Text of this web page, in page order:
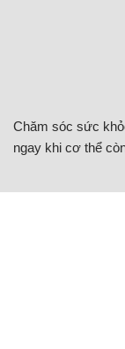
Chăm sóc sức
ngay khi cơ thể